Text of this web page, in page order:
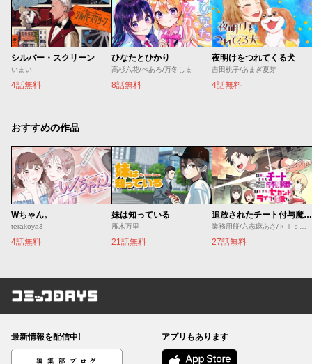
シルバー・スクリーン
いまい
4話無料
ひなたとひかり
高杉六花/べあろ/万冬しま
8話無料
夜明けをつれてくる犬
吉田桃子/あまぎ夏芽
4話無料
おすすめの作品
Wちゃん。
terakoya3
4話無料
妹は知っている
雁木万里
21話無料
追放されたチート付与魔術師は気ままなセカンドライフを謳歌する。 ～俺は武器だけじゃなく、あらゆるものに『強化ポイント』を付与できるし、俺の意思でいつでも効果を解除できるけど、残った人たち大丈夫？～
業務用餅/六志麻あさ/ｋｉｓｕｉ
27話無料
コミックDAYS
最新情報を配信中!
編集部ブログ
アプリもあります